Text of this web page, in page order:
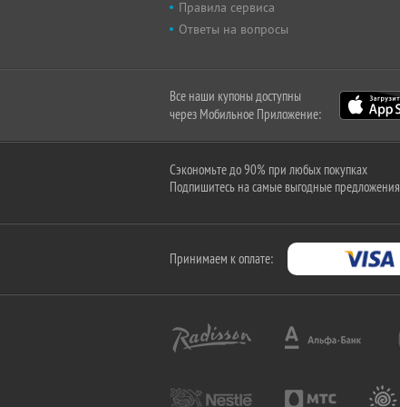
Правила сервиса
Ответы на вопросы
Все наши купоны доступны
через Мобильное Приложение:
Сэкономьте до 90% при любых покупках
Подпишитесь на самые выгодные предложения
Принимаем к оплате: